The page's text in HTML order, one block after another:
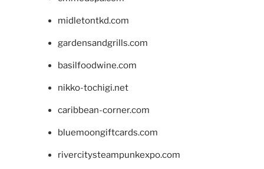
midletontkd.com
gardensandgrills.com
basilfoodwine.com
nikko-tochigi.net
caribbean-corner.com
bluemoongiftcards.com
rivercitysteampunkexpo.com